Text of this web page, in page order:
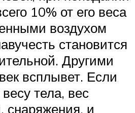
10% от его веса
воздухом
становится
Другими
всплывет. Если
тела, вес
снаряжения, и